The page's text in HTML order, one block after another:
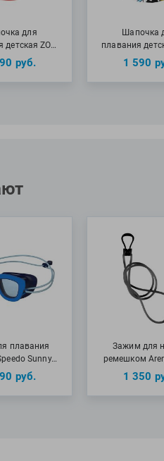
для
детская ZO…
руб.
Шапочка
плавания
1 590
плавания
Sunny…
руб.
Зажим для
ремешком
1 350